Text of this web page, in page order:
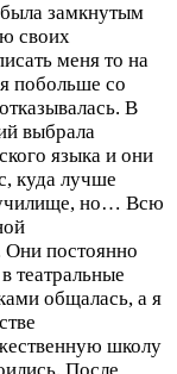
замкнутым
своих
меня то на
побольше со
В
выбрала
языка и они
куда лучше
но… Всю
Они постоянно
театральные
общалась, а я
школу